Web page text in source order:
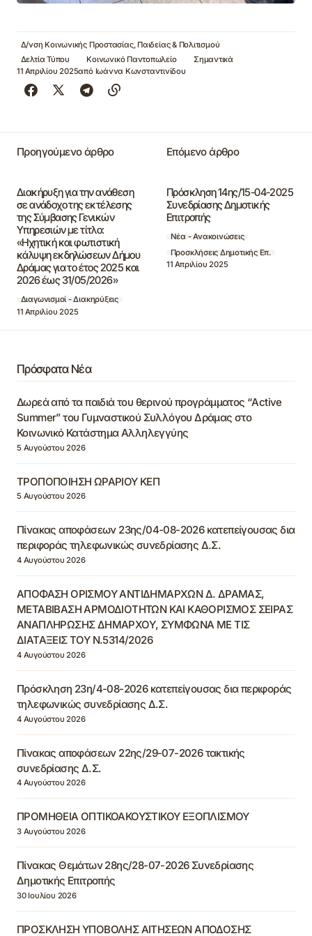
Δ/νση Κοινωνικής Προστασίας, Παιδείας & Πολιτισμού
Δελτία Τύπου
Κοινωνικό Παντοπωλείο
Σημαντικά
11 Απριλίου 2025από Ιωάννα Κωνσταντινίδου
Προηγούμενο άρθρο
Διακήρυξη για την ανάθεση
σε ανάδοχο της εκτέλεσης
της Σύμβασης Γενικών
Υπηρεσιών με τίτλο:
«Ηχητική και φωτιστική
κάλυψη εκδηλώσεων Δήμου
Δράμας για το έτος 2025 και
2026 έως 31/05/2026»
Διαγωνισμοί - Διακηρύξεις
11 Απριλίου 2025
Επόμενο άρθρο
Πρόσκληση 14ης/15-04-2025
Συνεδρίασης Δημοτικής
Επιτροπής
Νέα - Ανακοινώσεις
Προσκλήσεις Δημοτικής Επ.
11 Απριλίου 2025
Πρόσφατα Νέα
Δωρεά από τα παιδιά του θερινού προγράμματος “Active
Summer” του Γυμναστικού Συλλόγου Δράμας στο
Κοινωνικό Κατάστημα Αλληλεγγύης
5 Αυγούστου 2026
ΤΡΟΠΟΠΟΙΗΣΗ ΩΡΑΡΙΟΥ ΚΕΠ
5 Αυγούστου 2026
Πίνακας αποφάσεων 23ης/04-08-2026 κατεπείγουσας δια
περιφοράς τηλεφωνικώς συνεδρίασης Δ.Σ.
4 Αυγούστου 2026
ΑΠΟΦΑΣΗ ΟΡΙΣΜΟΥ ΑΝΤΙΔΗΜΑΡΧΩΝ Δ. ΔΡΑΜΑΣ,
ΜΕΤΑΒΙΒΑΣΗ ΑΡΜΟΔΙΟΤΗΤΩΝ ΚΑΙ ΚΑΘΟΡΙΣΜΟΣ ΣΕΙΡΑΣ
ΑΝΑΠΛΗΡΩΣΗΣ ΔΗΜΑΡΧΟΥ, ΣΥΜΦΩΝΑ ΜΕ ΤΙΣ
ΔΙΑΤΑΞΕΙΣ ΤΟΥ Ν.5314/2026
4 Αυγούστου 2026
Πρόσκληση 23η/4-08-2026 κατεπείγουσας δια περιφοράς
τηλεφωνικώς συνεδρίασης Δ.Σ.
4 Αυγούστου 2026
Πίνακας αποφάσεων 22ης/29-07-2026 τακτικής
συνεδρίασης Δ.Σ.
4 Αυγούστου 2026
ΠΡΟΜΗΘΕΙΑ ΟΠΤΙΚΟΑΚΟΥΣΤΙΚΟΥ ΕΞΟΠΛΙΣΜΟΥ
3 Αυγούστου 2026
Πίνακας Θεμάτων 28ης/28-07-2026 Συνεδρίασης
Δημοτικής Επιτροπής
30 Ιουλίου 2026
ΠΡΟΣΚΛΗΣΗ ΥΠΟΒΟΛΗΣ ΑΙΤΗΣΕΩΝ ΑΠΟΔΟΣΗΣ